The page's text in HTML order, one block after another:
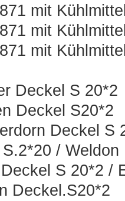
mit
mit
mit
Deckel S 20*2
Deckel S20*2
Deckel S
/ Weldon
S 20*2 /
Deckel.S20*2